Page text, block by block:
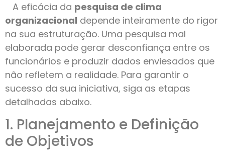
A eficácia da pesquisa de clima
organizacional depende inteiramente do rigor
na sua estruturação. Uma pesquisa mal
elaborada pode gerar desconfiança entre os
funcionários e produzir dados enviesados que
não refletem a realidade. Para garantir o
sucesso da sua iniciativa, siga as etapas
detalhadas abaixo.
1. Planejamento e Definição
de Objetivos